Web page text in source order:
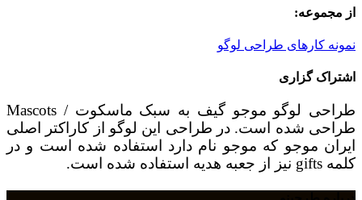
از مجموعه:
نمونه کارهای طراحی لوگو
اشتراک گزاری
طراحی لوگو موجو گیف به سبک ماسکوت / Mascots
طراحی شده است. در طراحی این لوگو از کاراکتر اصلی
ایران موجو که موجو نام دارد استفاده شده است و در
کلمه gifts نیز از جعبه هدیه استفاده شده است.